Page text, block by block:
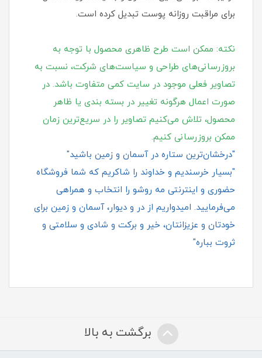
برای مراقبت روزانه پوست تبدیل کرده است.
نکته: ممکن است طرح ظاهری محصول با توجه به
بروزرسانی‌های طراحی و سیاست‌های شرکت، نسبت به
تصاویر فعلی موجود در سایت کمی متفاوت باشد. در
صورت اعمال هرگونه تغییر در بسته‌ بندی یا ظاهر
محصول، تلاش می‌کنیم تصاویر را در سریع‌ترین زمان
ممکن بروزرسانی کنیم.
"درخشان‌ترین ستاره در آسمان و زمین باشید"
"بسیار خرسندیم و خداوند را شاکریم که شما فروشگاه
حضوری و اینترنتی مه روشو را انتخاب و همراهی
می‌فرمایید. امیدواریم از در و دیوار، آسمان و زمین برای
خودتان و عزیزانتان، خیر و برکت و شادی و سلامتی و
ثروت بباره"
برگشت به بالا